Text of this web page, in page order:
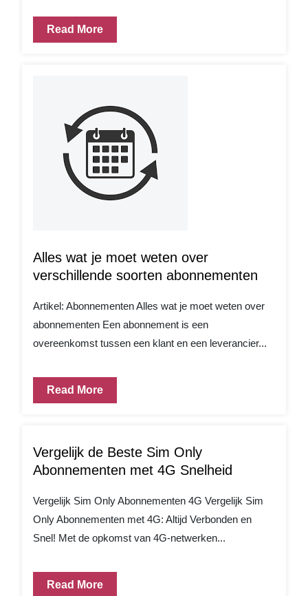
Read More
Alles wat je moet weten over
verschillende soorten abonnementen
Artikel: Abonnementen Alles wat je moet weten over
abonnementen Een abonnement is een
overeenkomst tussen een klant en een leverancier...
Read More
Vergelijk de Beste Sim Only
Abonnementen met 4G Snelheid
Vergelijk Sim Only Abonnementen 4G Vergelijk Sim
Only Abonnementen met 4G: Altijd Verbonden en
Snel! Met de opkomst van 4G-netwerken...
Read More